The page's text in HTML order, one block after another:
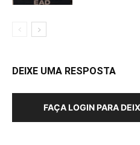
DEIXE UMA RESPOSTA
FAÇA LOGIN PARA